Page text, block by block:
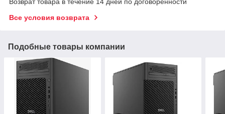
Все условия возврата
Подобные товары компании